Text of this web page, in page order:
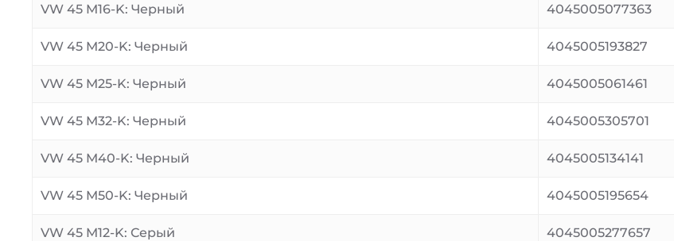
VW 45 M16-K: Черный 4045005077363
VW 45 M20-K: Черный 4045005193827
VW 45 M25-K: Черный 4045005061461
VW 45 M32-K: Черный 4045005305701
VW 45 M40-K: Черный 4045005134141
VW 45 M50-K: Черный 4045005195654
VW 45 M12-K: Серый 4045005277657